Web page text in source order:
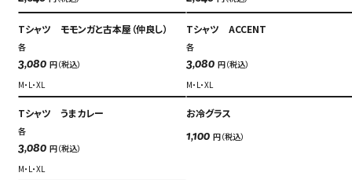
Tシャツ モモンガと古本屋（仲良し）
各
3,080 円（税込）
M・L・XL
Tシャツ ACCENT
各
3,080 円（税込）
M・L・XL
Tシャツ うまカレー
各
3,080 円（税込）
M・L・XL
お冷グラス
1,100 円（税込）